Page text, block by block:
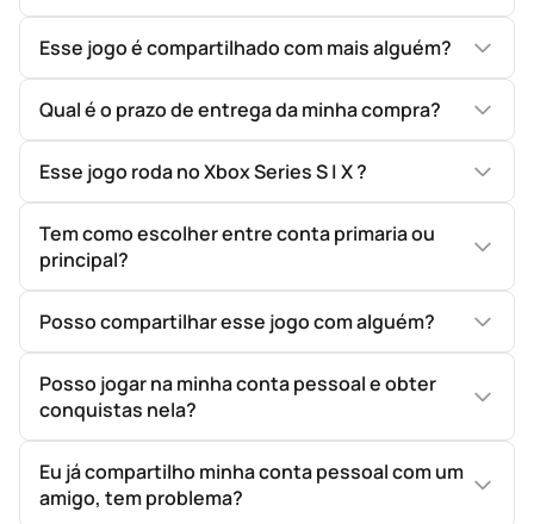
Esse jogo é compartilhado com mais alguém?
Qual é o prazo de entrega da minha compra?
Esse jogo roda no Xbox Series S | X ?
Tem como escolher entre conta primaria ou
principal?
Posso compartilhar esse jogo com alguém?
Posso jogar na minha conta pessoal e obter
conquistas nela?
Eu já compartilho minha conta pessoal com um
amigo, tem problema?